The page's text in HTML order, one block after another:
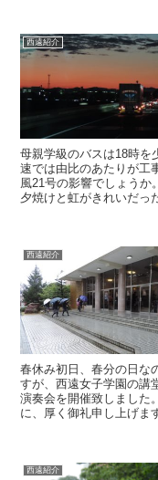
西遠紹介
母親学級のバスは18時を
速では由比のあたりが工
風21号の影響でしょうか
夕焼けと虹がきれいだっ
西遠紹介
春休み初日、春分の日な
すが、西遠女子学園の講
演奏会を開催致しました
に、厚く御礼申し上げま
西遠紹介